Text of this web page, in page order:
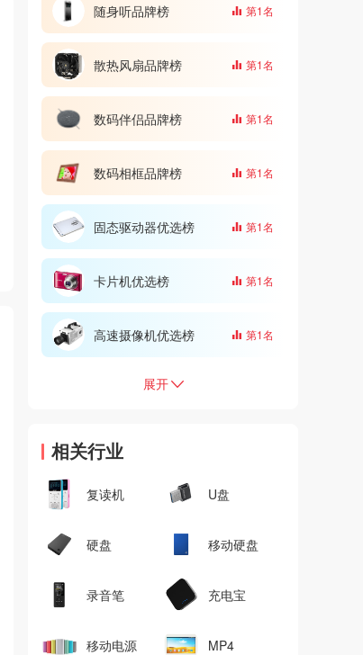
随身听品牌榜 第1名
散热风扇品牌榜 第1名
数码伴侣品牌榜 第1名
数码相框品牌榜 第1名
固态驱动器优选榜 第1名
卡片机优选榜 第1名
高速摄像机优选榜 第1名
展开
相关行业
复读机 U盘
硬盘 移动硬盘
录音笔 充电宝
移动电源 MP4